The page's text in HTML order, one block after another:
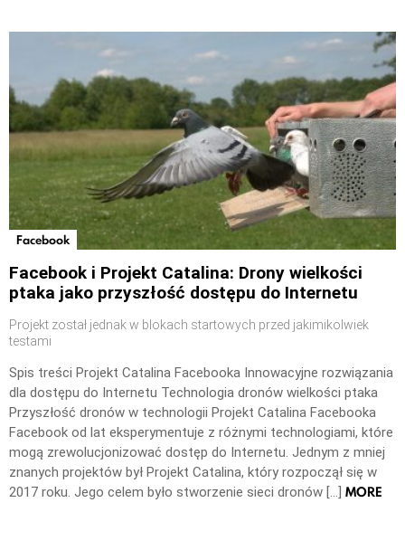
Facebook
Facebook i Projekt Catalina: Drony wielkości
ptaka jako przyszłość dostępu do Internetu
Projekt został jednak w blokach startowych przed jakimikolwiek
testami
Spis treści Projekt Catalina Facebooka Innowacyjne rozwiązania
dla dostępu do Internetu Technologia dronów wielkości ptaka
Przyszłość dronów w technologii Projekt Catalina Facebooka
Facebook od lat eksperymentuje z różnymi technologiami, które
mogą zrewolucjonizować dostęp do Internetu. Jednym z mniej
znanych projektów był Projekt Catalina, który rozpoczął się w
2017 roku. Jego celem było stworzenie sieci dronów […] MORE